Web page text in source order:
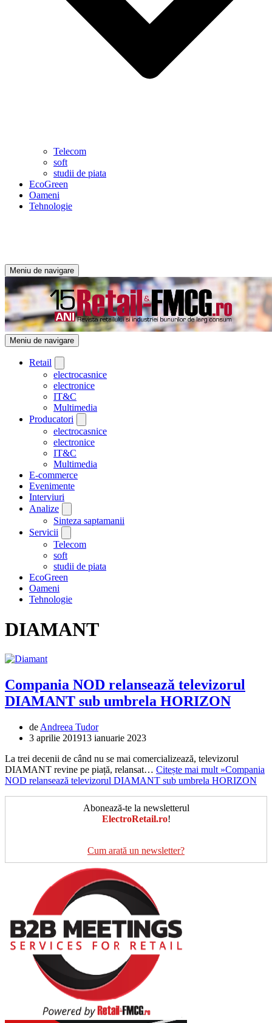
Telecom
soft
studii de piata
EcoGreen
Oameni
Tehnologie
Meniu de navigare
Meniu de navigare
Retail
electrocasnice
electronice
IT&C
Multimedia
Producatori
electrocasnice
electronice
IT&C
Multimedia
E-commerce
Evenimente
Interviuri
Analize
Sinteza saptamanii
Servicii
Telecom
soft
studii de piata
EcoGreen
Oameni
Tehnologie
DIAMANT
Compania NOD relansează televizorul
DIAMANT sub umbrela HORIZON
de Andreea Tudor
3 aprilie 201913 ianuarie 2023
La trei decenii de când nu se mai comercializează, televizorul
DIAMANT revine pe piață, relansat… Citește mai mult »Compania
NOD relansează televizorul DIAMANT sub umbrela HORIZON
Abonează-te la newsletterul
ElectroRetail.ro!
Cum arată un newsletter?